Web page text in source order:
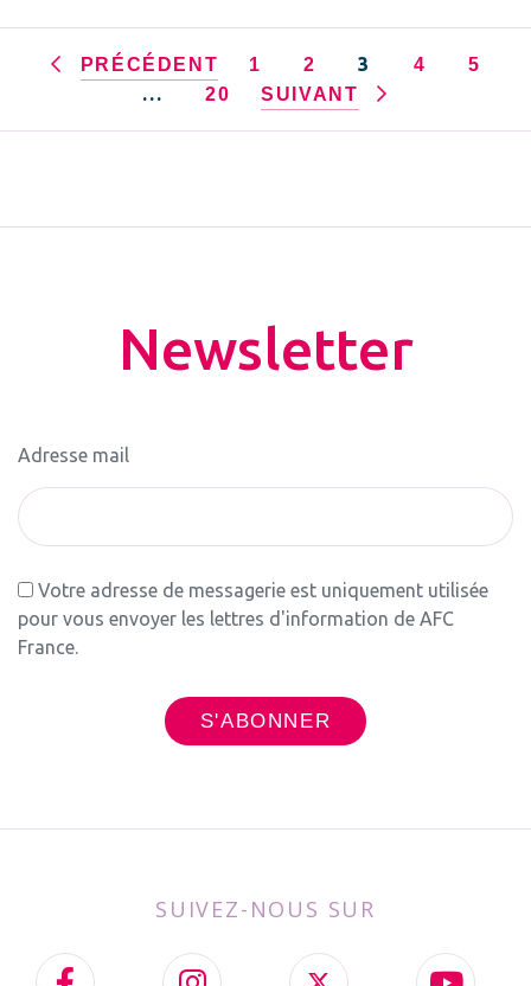
PRÉCÉDENT 1 2 3 4 5
… 20 SUIVANT
Newsletter
Adresse mail
Votre adresse de messagerie est uniquement utilisée
pour vous envoyer les lettres d'information de AFC
France.
SUIVEZ-NOUS SUR